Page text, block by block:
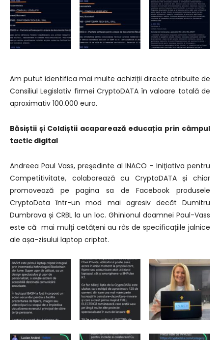
Am putut identifica mai multe achiziții directe atribuite de
Consiliul Legislativ firmei CryptoDATA în valoare totală de
aproximativ 100.000 euro.
Băsiștii și Coldiștii acaparează educația prin câmpul
tactic digital
Andreea Paul Vass, preşedinte al INACO – Iniţiativa pentru
Competitivitate, colaborează cu CryptoDATA și chiar
promovează pe pagina sa de Facebook produsele
CryptoData într-un mod mai agresiv decât Dumitru
Dumbrava și CRBL la un loc. Ghinionul doamnei Paul-Vass
este că mai mulți cetățeni au râs de specificațiile jalnice
ale așa-zisului laptop criptat.